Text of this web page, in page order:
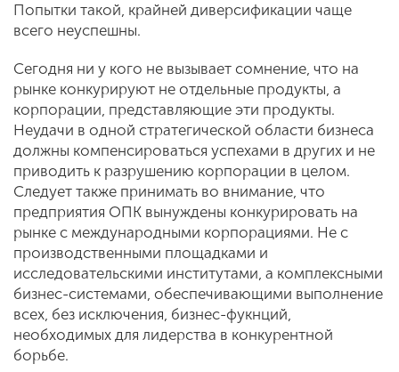
Попытки такой, крайней диверсификации чаще
всего неуспешны.
Сегодня ни у кого не вызывает сомнение, что на
рынке конкурируют не отдельные продукты, а
корпорации, представляющие эти продукты.
Неудачи в одной стратегической области бизнеса
должны компенсироваться успехами в других и не
приводить к разрушению корпорации в целом.
Следует также принимать во внимание, что
предприятия ОПК вынуждены конкурировать на
рынке с международными корпорациями. Не с
производственными площадками и
исследовательскими институтами, а комплексными
бизнес-системами, обеспечивающими выполнение
всех, без исключения, бизнес-фукнций,
необходимых для лидерства в конкурентной
борьбе.